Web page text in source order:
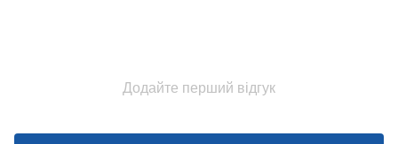
Додайте перший відгук